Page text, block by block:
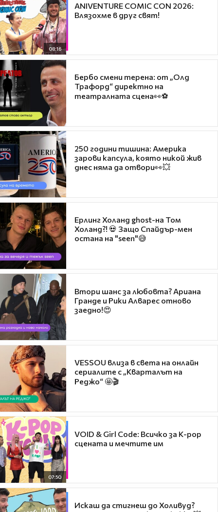
08:16
ANIVENTURE COMIC CON 2026:
Влязохме в друг свят!
Бербо смени терена: от „Олд
Трафорд“ директно на
театралната сцена👀⚽
250 години тишина: Америка
зарови капсула, която никой жив
днес няма да отвори👀💥
Ерлинг Холанд ghost-на Том
Холанд?! 💀 Защо Спайдър-мен
остана на "seen"😅
Втори шанс за любовта? Ариана
Гранде и Рики Алварес отново
заедно!😍
VESSOU влиза в света на онлайн
сериалите с „Кварталът на
Реджо“ 🤩🎬
07:50
VOID & Girl Code: Всичко за K-pop
сцената и мечтите им
Искаш да стигнеш до Холивуд?